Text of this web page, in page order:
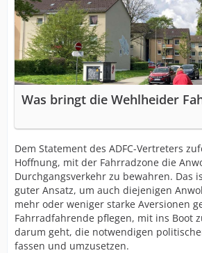
Was bringt die Wehlheider
Dem Statement des ADFC-Vertreters
Hoffnung, mit der Fahrradzone die
Durchgangsverkehr zu bewahren. Das
guter Ansatz, um auch diejenigen
mehr oder weniger starke Aversionen
Fahrradfahrende pflegen, mit ins Boot
darum geht, die notwendigen
fassen und umzusetzen.